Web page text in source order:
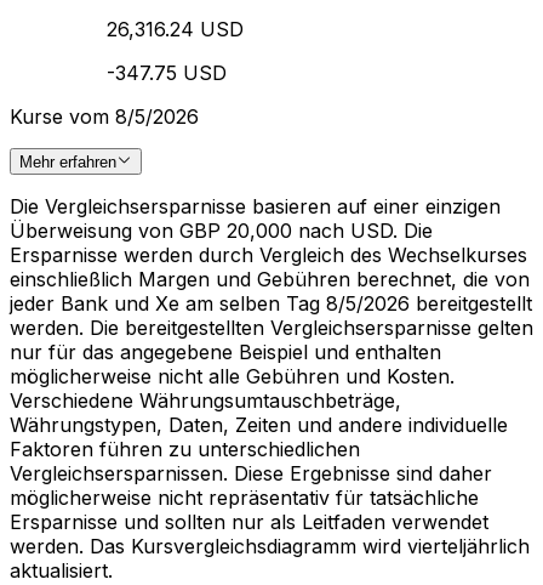
26,316.24 USD
-347.75 USD
Kurse vom 8/5/2026
Mehr erfahren
Die Vergleichsersparnisse basieren auf einer einzigen
Überweisung von GBP 20,000 nach USD. Die
Ersparnisse werden durch Vergleich des Wechselkurses
einschließlich Margen und Gebühren berechnet, die von
jeder Bank und Xe am selben Tag 8/5/2026 bereitgestellt
werden. Die bereitgestellten Vergleichsersparnisse gelten
nur für das angegebene Beispiel und enthalten
möglicherweise nicht alle Gebühren und Kosten.
Verschiedene Währungsumtauschbeträge,
Währungstypen, Daten, Zeiten und andere individuelle
Faktoren führen zu unterschiedlichen
Vergleichsersparnissen. Diese Ergebnisse sind daher
möglicherweise nicht repräsentativ für tatsächliche
Ersparnisse und sollten nur als Leitfaden verwendet
werden. Das Kursvergleichsdiagramm wird vierteljährlich
aktualisiert.